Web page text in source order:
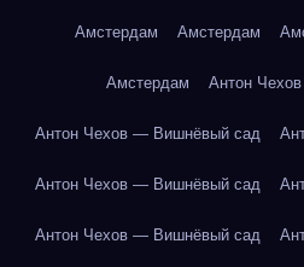
Амстердам Амстердам
Амстердам Антон
Антон Чехов — Вишнёвый сад
Антон Чехов — Вишнёвый сад
Антон Чехов — Вишнёвый сад